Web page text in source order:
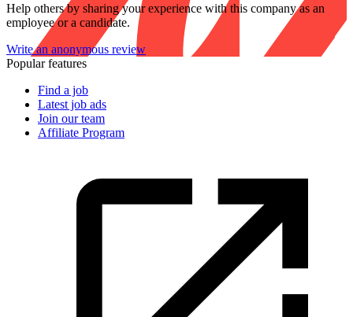
Help others by sharing your experience with this company as an
employee or a candidate.
Write an anonymous review
Popular features
Find a job
Latest job ads
Join our team
Affiliate Program